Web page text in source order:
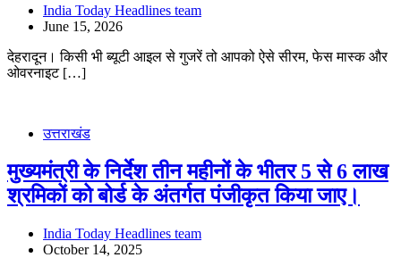
India Today Headlines team
June 15, 2026
देहरादून। किसी भी ब्यूटी आइल से गुजरें तो आपको ऐसे सीरम, फेस मास्क और
ओवरनाइट […]
उत्तराखंड
मुख्यमंत्री के निर्देश तीन महीनों के भीतर 5 से 6 लाख
श्रमिकों को बोर्ड के अंतर्गत पंजीकृत किया जाए।
India Today Headlines team
October 14, 2025